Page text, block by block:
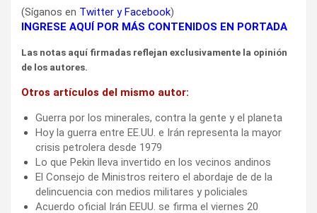
(Síganos en Twitter yFacebook)
INGRESE AQUÍ POR MÁS CONTENIDOS EN PORTADA
Las notas aquí firmadas reflejan exclusivamente la opinión
de los autores.
Otros artículos del mismo autor:
Guerra por los minerales, contra la gente y el planeta
Hoy la guerra entre EE.UU. e Irán representa la mayor
crisis petrolera desde 1979
Lo que Pekin lleva invertido en los vecinos andinos
El Consejo de Ministros reitero el abordaje de de la
delincuencia con medios militares y policiales
Acuerdo oficial Irán EEUU. se firma el viernes 20